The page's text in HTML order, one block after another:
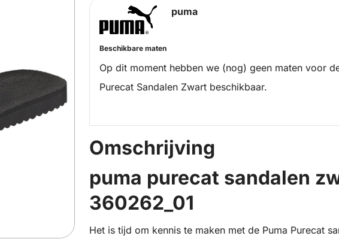
puma
Beschikbare maten
Op dit moment hebben we (nog) geen maten voor
Purecat Sandalen Zwart beschikbaar.
Omschrijving
puma purecat sandalen
360262_01
Het is tijd om kennis te maken met de Puma Purecat